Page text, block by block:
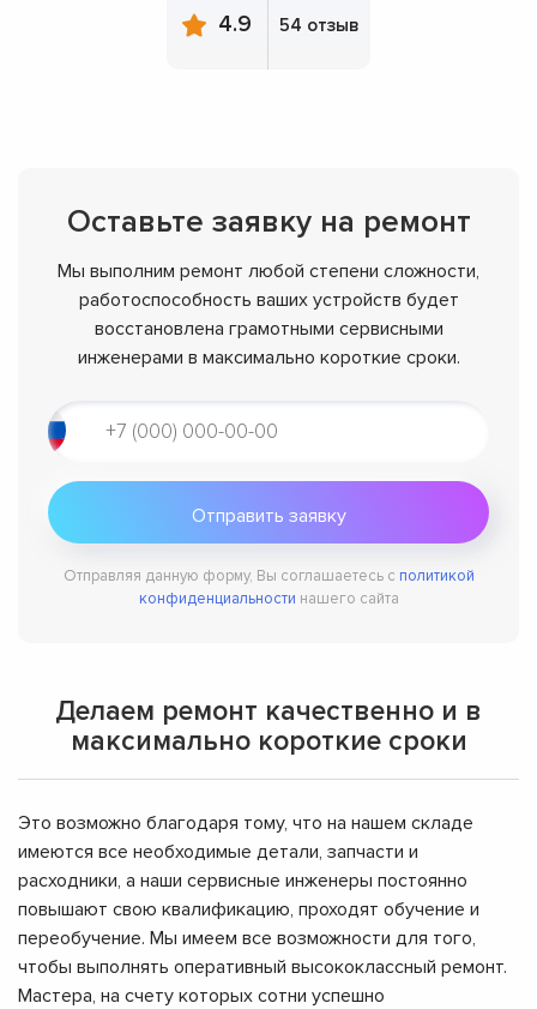
4.9 54 отзыв
Оставьте заявку на ремонт
Мы выполним ремонт любой степени сложности,
работоспособность ваших устройств будет
восстановлена грамотными сервисными
инженерами в максимально короткие сроки.
Отправляя данную форму, Вы соглашаетесь с политикой
конфиденциальности нашего сайта
Делаем ремонт качественно и в
максимально короткие сроки
Это возможно благодаря тому, что на нашем складе
имеются все необходимые детали, запчасти и
расходники, а наши сервисные инженеры постоянно
повышают свою квалификацию, проходят обучение и
переобучение. Мы имеем все возможности для того,
чтобы выполнять оперативный высококлассный ремонт.
Мастера, на счету которых сотни успешно